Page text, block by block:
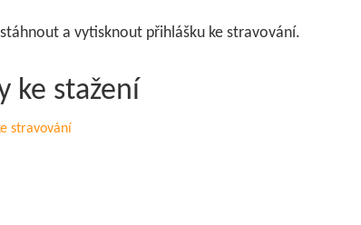
a vytisknout přihlášku ke stravování.
ke stažení
stravování